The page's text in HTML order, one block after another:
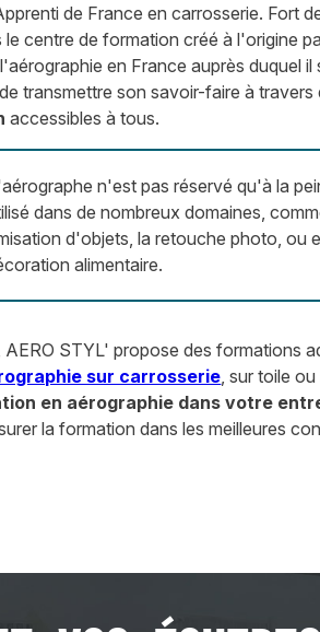
de France en carrosserie. Fort
le centre de formation créé à l'origine
en France auprès duquel il
transmettre son savoir-faire à travers
accessibles à tous.
n'est pas réservé qu'à la
dans de nombreux domaines,
d'objets, la retouche photo, ou
alimentaire.
AERO STYL' propose des formations
sur carrosserie , sur toile
en aérographie dans votre
la formation dans les meilleures